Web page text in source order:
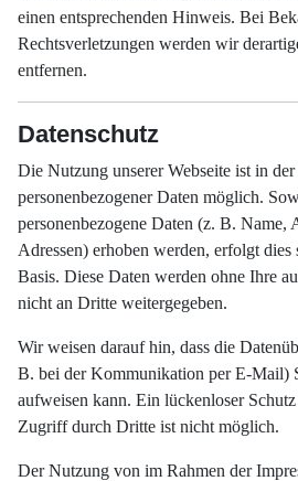
einen entsprechenden Hinweis. Bei
Rechtsverletzungen werden wir
entfernen.
Datenschutz
Die Nutzung unserer Webseite ist in
personenbezogener Daten möglich.
personenbezogene Daten (z. B.
Adressen) erhoben werden, erfolgt
Basis. Diese Daten werden ohne Ihre
nicht an Dritte weitergegeben.
Wir weisen darauf hin, dass die
B. bei der Kommunikation per E-Mail)
aufweisen kann. Ein lückenloser
Zugriff durch Dritte ist nicht möglich.
Der Nutzung von im Rahmen der